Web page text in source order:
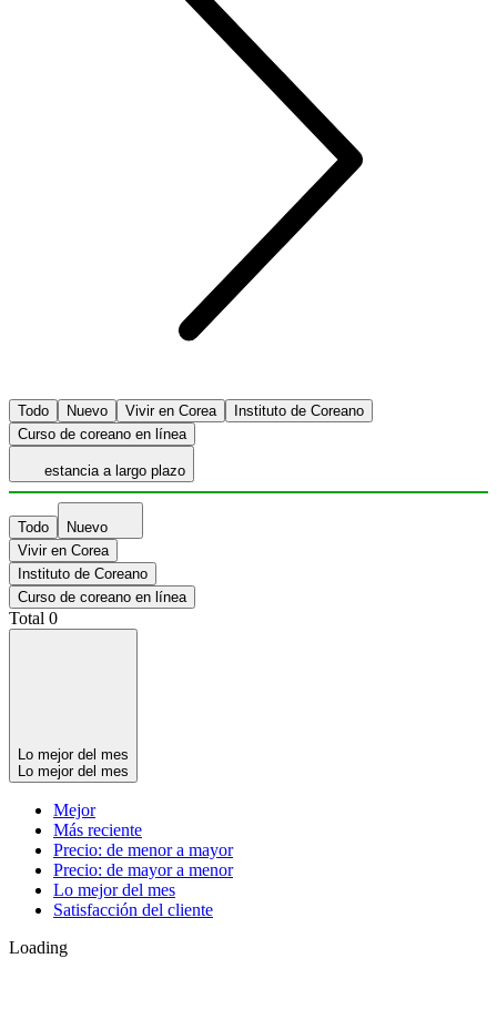
Todo Nuevo Vivir en Corea
Instituto de Coreano
Curso de coreano en línea
estancia a largo plazo
Todo
Nuevo
Vivir en Corea
Instituto de Coreano
Curso de coreano en línea
Total 0
Lo mejor del mes
Lo mejor del mes
Mejor
Más reciente
Precio: de menor a mayor
Precio: de mayor a menor
Lo mejor del mes
Satisfacción del cliente
Loading